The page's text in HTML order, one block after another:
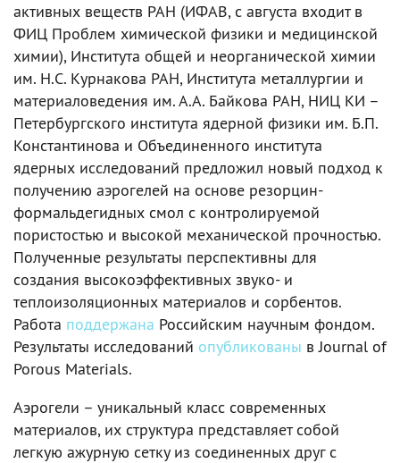
активных веществ РАН (ИФАВ, с августа входит в
ФИЦ Проблем химической физики и медицинской
химии), Института общей и неорганической химии
им. Н.С. Курнакова РАН, Института металлургии и
материаловедения им. А.А. Байкова РАН, НИЦ КИ –
Петербургского института ядерной физики им. Б.П.
Константинова и Объединенного института
ядерных исследований предложил новый подход к
получению аэрогелей на основе резорцин-
формальдегидных смол с контролируемой
пористостью и высокой механической прочностью.
Полученные результаты перспективны для
создания высокоэффективных звуко- и
теплоизоляционных материалов и сорбентов.
Работа поддержана Российским научным фондом.
Результаты исследований опубликованы в Journal of
Porous Materials.
Аэрогели – уникальный класс современных
материалов, их структура представляет собой
легкую ажурную сетку из соединенных друг с